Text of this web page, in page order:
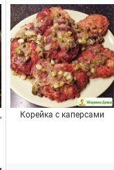
Корейка с каперсами